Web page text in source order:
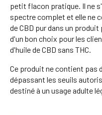
petit flacon pratique. Il ne
spectre complet et elle ne
de CBD pur dans un produit
d'un bon choix pour les
d'huile de CBD sans THC.
Ce produit ne contient pas
dépassant les seuils
destiné à un usage adulte